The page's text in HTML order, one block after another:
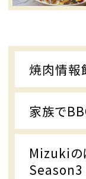
焼肉情報
家族で
Mizukiの
Season3